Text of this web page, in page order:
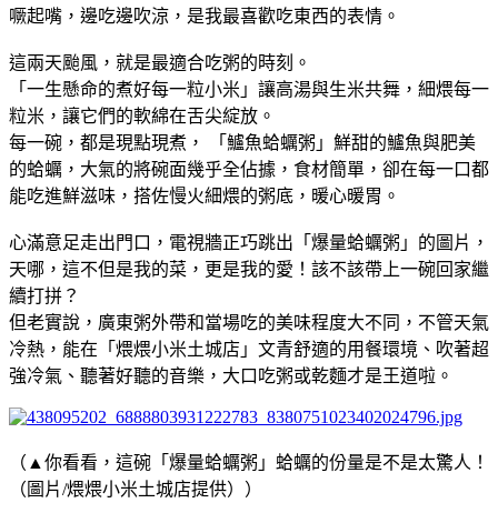
噘起嘴，邊吃邊吹涼，是我最喜歡吃東西的表情。
這兩天颱風，就是最適合吃粥的時刻。
「一生懸命的煮好每一粒小米」讓高湯與生米共舞，細煨每一
粒米，讓它們的軟綿在舌尖綻放。
每一碗，都是現點現煮， 「鱸魚蛤蠣粥」鮮甜的鱸魚與肥美
的蛤蠣，大氣的將碗面幾乎全佔據，食材簡單，卻在每一口都
能吃進鮮滋味，搭佐慢火細煨的粥底，暖心暖胃。
心滿意足走出門口，電視牆正巧跳出「爆量蛤蠣粥」的圖片，
天哪，這不但是我的菜，更是我的愛！該不該帶上一碗回家繼
續打拼？
但老實說，廣東粥外帶和當場吃的美味程度大不同，不管天氣
冷熱，能在「煨煨小米土城店」文青舒適的用餐環境、吹著超
強冷氣、聽著好聽的音樂，大口吃粥或乾麵才是王道啦。
（▲你看看，這碗「爆量蛤蠣粥」蛤蠣的份量是不是太驚人！
（圖片/煨煨小米土城店提供））